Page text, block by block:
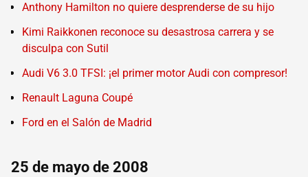
Anthony Hamilton no quiere desprenderse de su hijo
Kimi Raikkonen reconoce su desastrosa carrera y se
disculpa con Sutil
Audi V6 3.0 TFSI: ¡el primer motor Audi con compresor!
Renault Laguna Coupé
Ford en el Salón de Madrid
25 de mayo de 2008